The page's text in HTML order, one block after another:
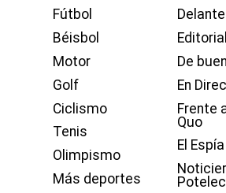
Fútbol
Béisbol
Motor
Golf
Ciclismo
Tenis
Olimpismo
Más deportes
Editorial
De
En
Frente
Quo
El Espía